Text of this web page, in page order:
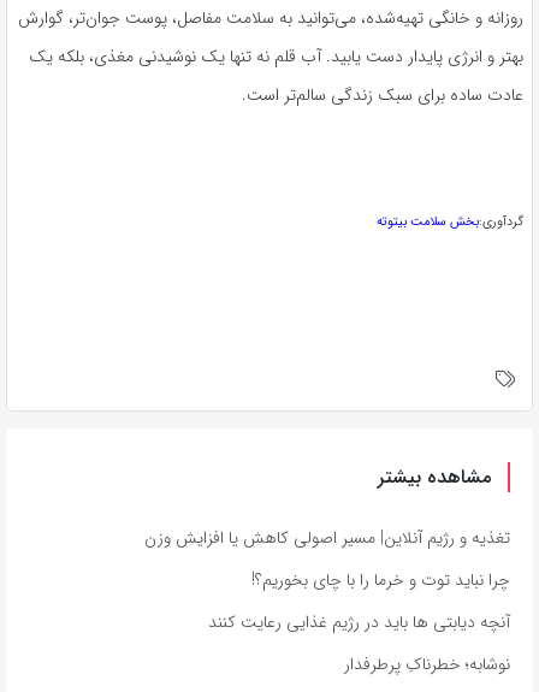
روزانه و خانگی تهیه‌شده، می‌توانید به سلامت مفاصل، پوست جوان‌تر، گوارش
بهتر و انرژی پایدار دست یابید. آب قلم نه تنها یک نوشیدنی مغذی، بلکه یک
عادت ساده برای سبک زندگی سالم‌تر است.
گردآوری:بخش سلامت بیتوته
مشاهده بیشتر
تغذیه و رژیم آنلاین| مسیر اصولی کاهش یا افزایش وزن
چرا نباید توت و خرما را با چای بخوریم؟!
آنچه دیابتی ها باید در رژیم غذایی رعایت کنند
نوشابه؛ خطرناکِ پرطرفدار